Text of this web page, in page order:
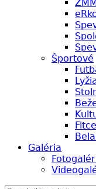
Športové
Galéria